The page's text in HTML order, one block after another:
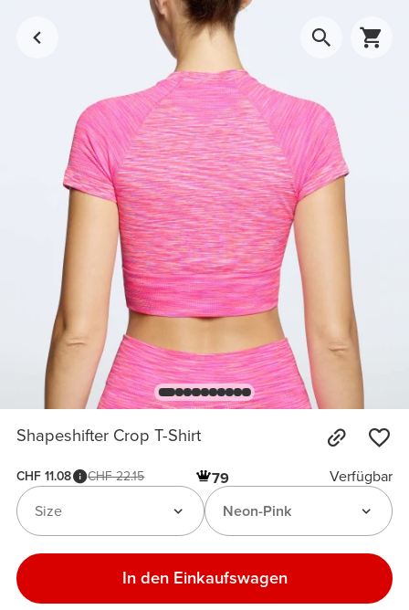
Shapeshifter Crop T-Shirt
CHF 11.08 CHF 22.15 79
Verfügbar
Neon-Pink
Size
In den Einkaufswagen